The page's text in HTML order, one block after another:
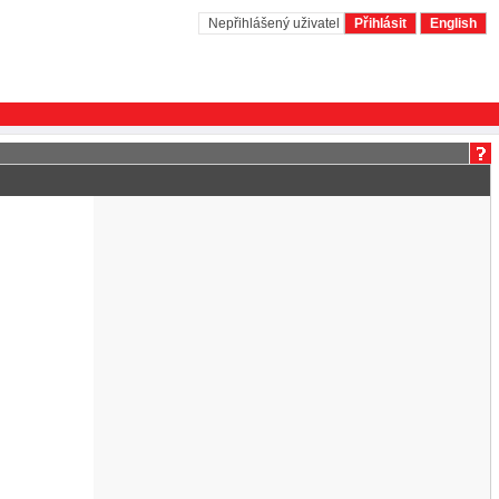
Nepřihlášený uživatel Přihlásit English